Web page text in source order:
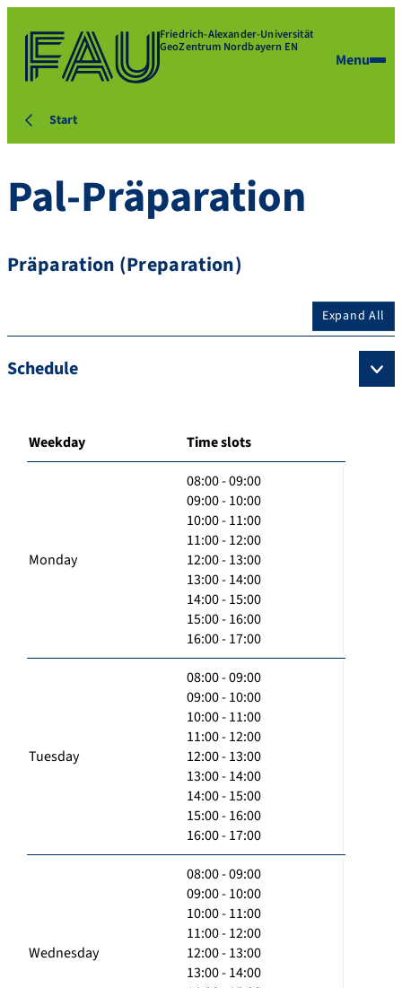
Friedrich-Alexander-Universität
GeoZentrum Nordbayern EN
Menu
Start
Pal-Präparation
Präparation (Preparation)
Expand All
Schedule
Weekday Time slots
Monday
08:00 - 09:00
09:00 - 10:00
10:00 - 11:00
11:00 - 12:00
12:00 - 13:00
13:00 - 14:00
14:00 - 15:00
15:00 - 16:00
16:00 - 17:00
Tuesday
08:00 - 09:00
09:00 - 10:00
10:00 - 11:00
11:00 - 12:00
12:00 - 13:00
13:00 - 14:00
14:00 - 15:00
15:00 - 16:00
16:00 - 17:00
Wednesday
08:00 - 09:00
09:00 - 10:00
10:00 - 11:00
11:00 - 12:00
12:00 - 13:00
13:00 - 14:00